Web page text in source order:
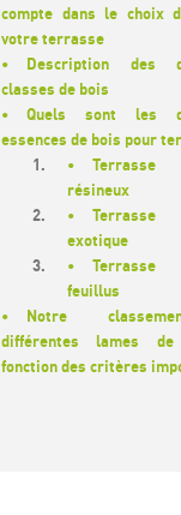
compte dans le choix
votre terrasse
Description des
classes de bois
Quels sont les
essences de bois pour
résineux
exotique
feuillus
Notre
différentes lames
fonction des critères